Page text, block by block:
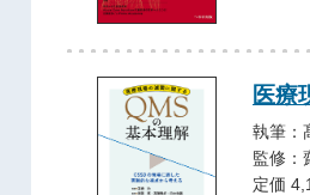
医療
執筆：
監修：
定価